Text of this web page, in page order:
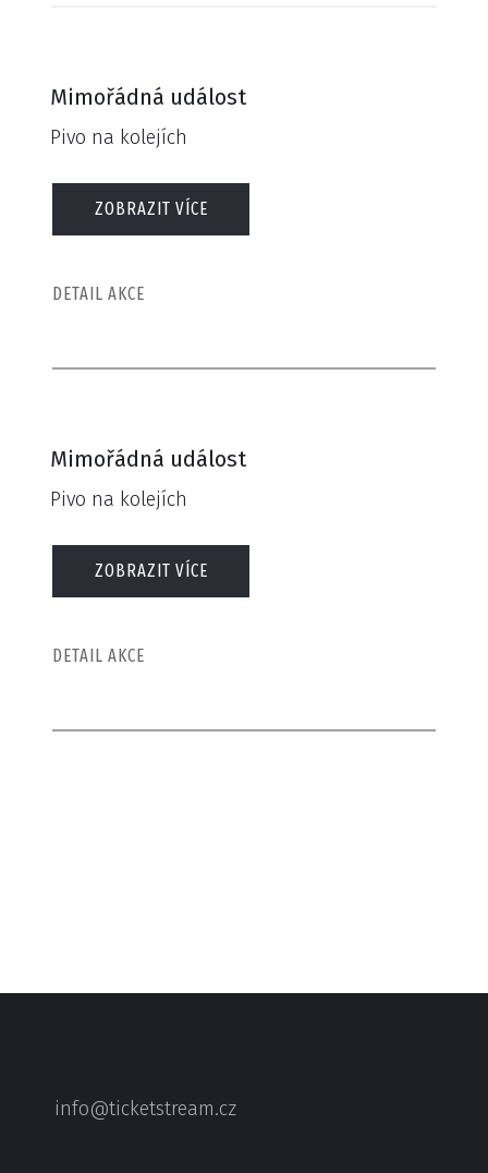
hudební nástroje, vše je totiž otevřené, neřízené. Hlavně,
Mimořádná událost
Pivo na kolejích
ZOBRAZIT VÍCE
DETAIL AKCE
Mimořádná událost
Pivo na kolejích
ZOBRAZIT VÍCE
DETAIL AKCE
info@ticketstream.cz